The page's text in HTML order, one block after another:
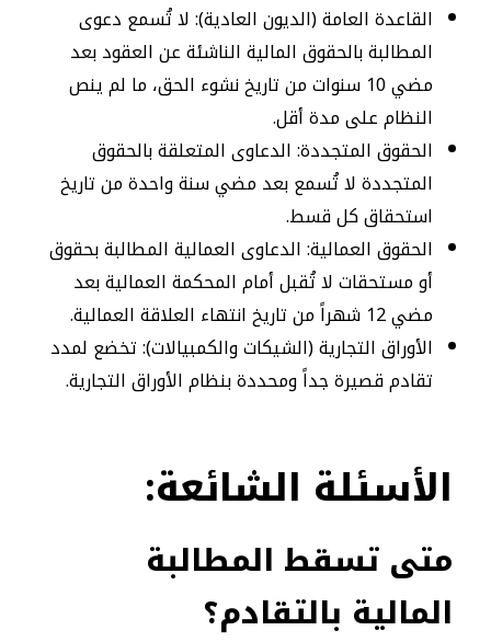
القاعدة العامة (الديون العادية): لا تُسمع دعوى
المطالبة بالحقوق المالية الناشئة عن العقود بعد
مضي 10 سنوات من تاريخ نشوء الحق، ما لم ينص
النظام على مدة أقل.
الحقوق المتجددة: الدعاوى المتعلقة بالحقوق
المتجددة لا تُسمع بعد مضي سنة واحدة من تاريخ
استحقاق كل قسط.
الحقوق العمالية: الدعاوى العمالية المطالبة بحقوق
أو مستحقات لا تُقبل أمام المحكمة العمالية بعد
مضي 12 شهراً من تاريخ انتهاء العلاقة العمالية.
الأوراق التجارية (الشيكات والكمبيالات): تخضع لمدد
تقادم قصيرة جداً ومحددة بنظام الأوراق التجارية.
الأسئلة الشائعة:
متى تسقط المطالبة
المالية بالتقادم؟